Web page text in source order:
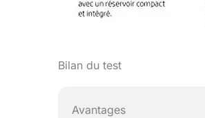
Bilan du test
Avantages